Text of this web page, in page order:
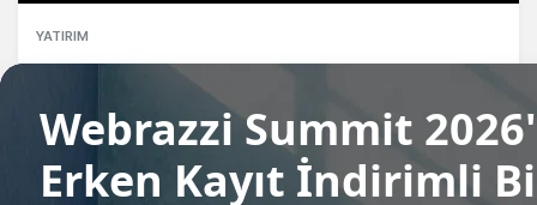
YATIRIM
Framer, 2 milyar dolar değerleme
üzerinden 100 milyon dolar yatırım aldı